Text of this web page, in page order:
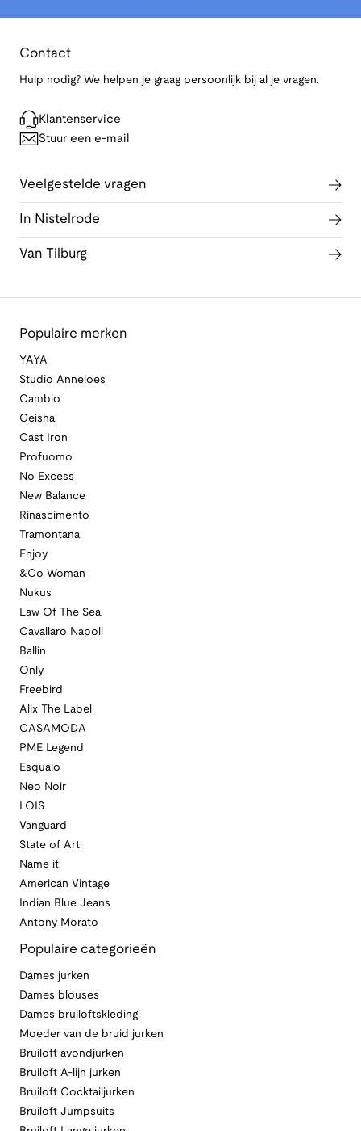
Contact
Hulp nodig? We helpen je graag persoonlijk bij al je vragen.
Klantenservice
Stuur een e-mail
Veelgestelde vragen
In Nistelrode
Van Tilburg
Populaire merken
YAYA
Studio Anneloes
Cambio
Geisha
Cast Iron
Profuomo
No Excess
New Balance
Rinascimento
Tramontana
Enjoy
&Co Woman
Nukus
Law Of The Sea
Cavallaro Napoli
Ballin
Only
Freebird
Alix The Label
CASAMODA
PME Legend
Esqualo
Neo Noir
LOIS
Vanguard
State of Art
Name it
American Vintage
Indian Blue Jeans
Antony Morato
Populaire categorieën
Dames jurken
Dames blouses
Dames bruiloftskleding
Moeder van de bruid jurken
Bruiloft avondjurken
Bruiloft A-lijn jurken
Bruiloft Cocktailjurken
Bruiloft Jumpsuits